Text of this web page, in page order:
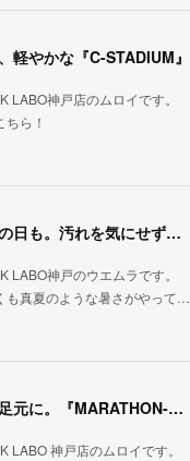
軽やかな『C-STADIUM』
LABO神戸店のムロイです。
ら！
仕事の日も、休みの日も。汚れを気にせず毎日履ける『PUNCH-WP_WHT』
LABO神戸のウエムラです。
も真夏のような暑さがやって…
上品なきらめきを足元に。『MARATHON-HAKU』
LABO 神戸店のムロイです。